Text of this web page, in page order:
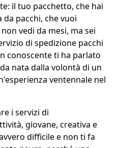
il tuo pacchetto, che hai
pacchi, che vuoi
vedi da mesi, ma sei
di spedizione pacchi
conoscente ti ha parlato
nata dalla volontà di un
ventennale nel
i servizi di
giovane, creativa e
difficile e non ti fa